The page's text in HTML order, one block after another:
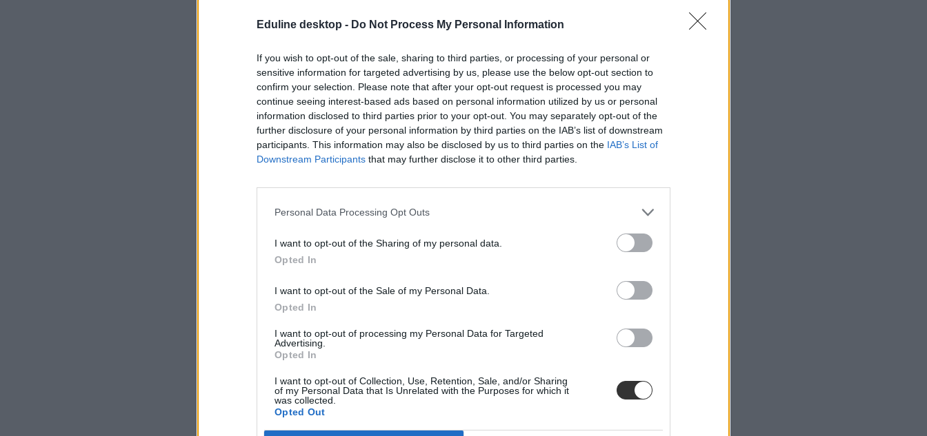
Eduline desktop - Do Not Process My Personal Information
If you wish to opt-out of the sale, sharing to third parties, or processing of your personal or
sensitive information for targeted advertising by us, please use the below opt-out section to
confirm your selection. Please note that after your opt-out request is processed you may
continue seeing interest-based ads based on personal information utilized by us or personal
information disclosed to third parties prior to your opt-out. You may separately opt-out of the
further disclosure of your personal information by third parties on the IAB’s list of downstream
participants. This information may also be disclosed by us to third parties on the IAB’s List of
Downstream Participants that may further disclose it to other third parties.
Personal Data Processing Opt Outs
I want to opt-out of the Sharing of my personal data.
Opted In
I want to opt-out of the Sale of my Personal Data.
Opted In
I want to opt-out of processing my Personal Data for Targeted
Advertising.
Opted In
I want to opt-out of Collection, Use, Retention, Sale, and/or Sharing
of my Personal Data that Is Unrelated with the Purposes for which it
was collected.
Opted Out